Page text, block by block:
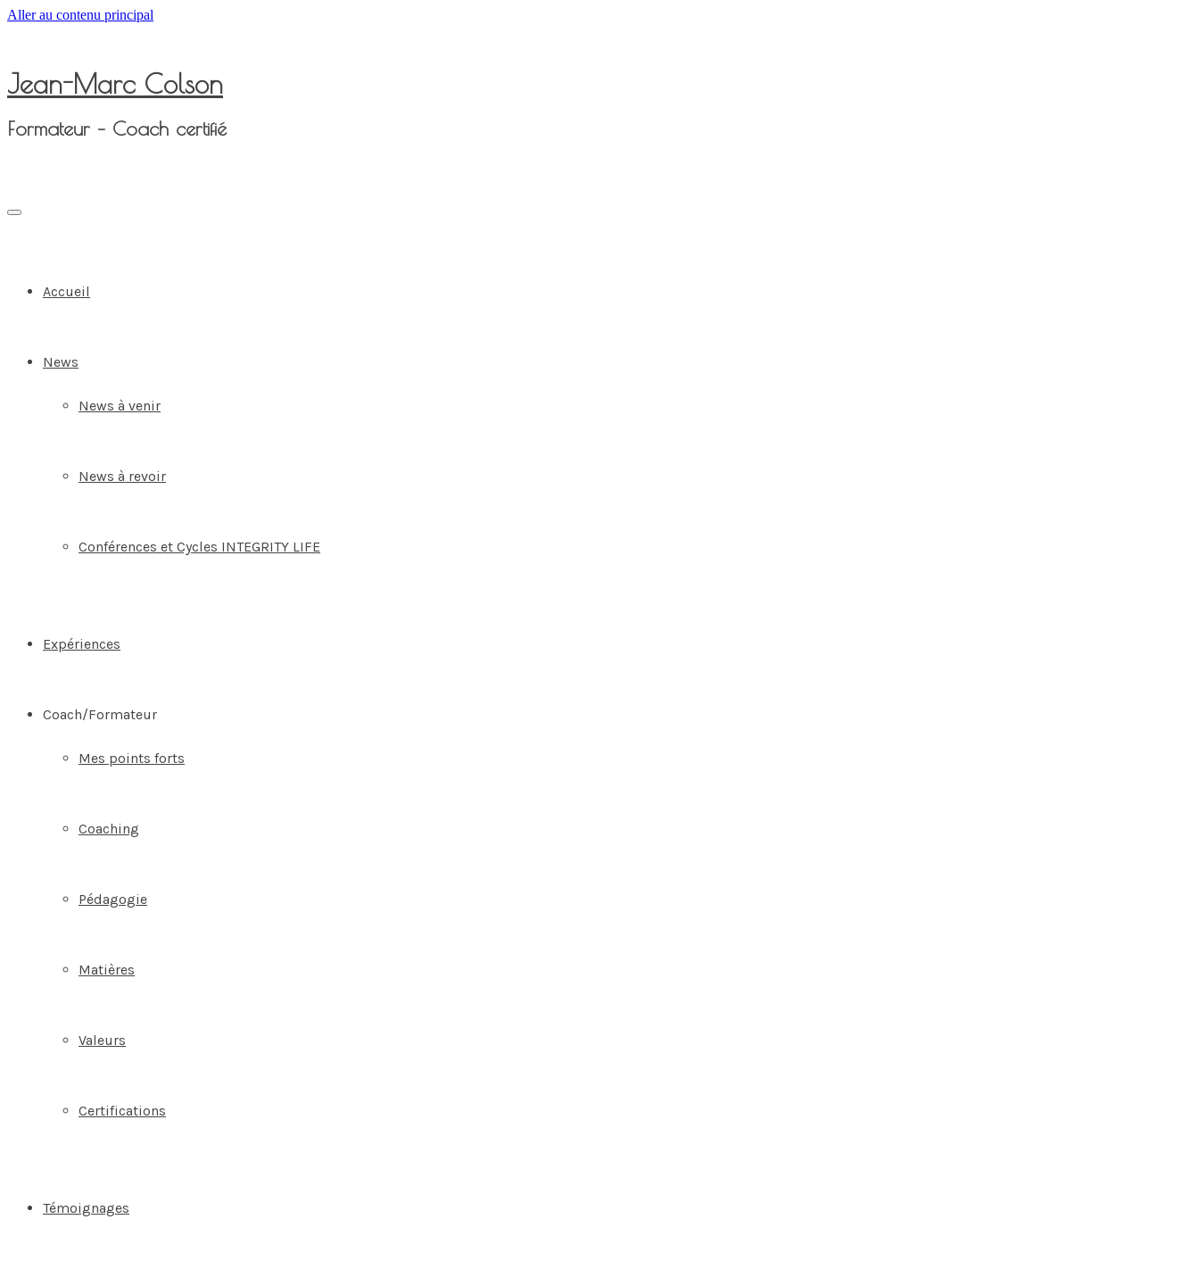
Aller au contenu principal
Jean-Marc Colson
Formateur – Coach certifié
Accueil
News
News à venir
News à revoir
Conférences et Cycles INTEGRITY LIFE
Expériences
Coach/Formateur
Mes points forts
Coaching
Pédagogie
Matières
Valeurs
Certifications
Témoignages